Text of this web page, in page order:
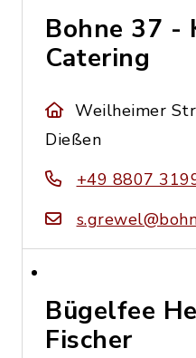
Bohne 37 -
Catering
Weilheimer
Dießen
+49 8807
Bügelfee
Fischer